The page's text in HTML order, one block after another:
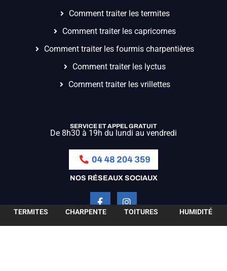
Comment traiter les termites
Comment traiter les capricornes
Comment traiter les fourmis charpentières
Comment traiter les lyctus
Comment traiter les vrillettes
SERVICE ET APPEL GRATUIT
De 8h30 à 19h du lundi au vendredi
NOS RÉSEAUX SOCIAUX
TERMITES CHARPENTE TOITURES HUMIDITÉ